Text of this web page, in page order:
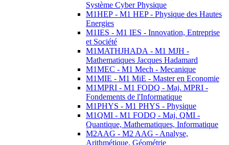
Système Cyber Physique
M1HEP - M1 HEP - Physique des Hautes
Energies
M1IES - M1 IES - Innovation, Entreprise
et Société
M1MATHJHADA - M1 MJH -
Mathematiques Jacques Hadamard
M1MEC - M1 Mech - Mecanique
M1MIE - M1 MiE - Master en Economie
M1MPRI - M1 FODQ - Maj. MPRI -
Fondements de l'Informatique
M1PHYS - M1 PHYS - Physique
M1QMI - M1 FODQ - Maj. QMI -
Quantique, Mathematiques, Informatique
M2AAG - M2 AAG - Analyse,
Arithmétique, Géométrie